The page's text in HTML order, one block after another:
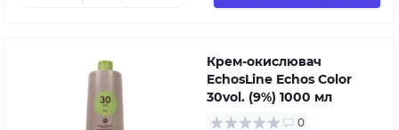
Крем-окислювач
EchosLine Echos Color
30vol. (9%) 1000 мл
0